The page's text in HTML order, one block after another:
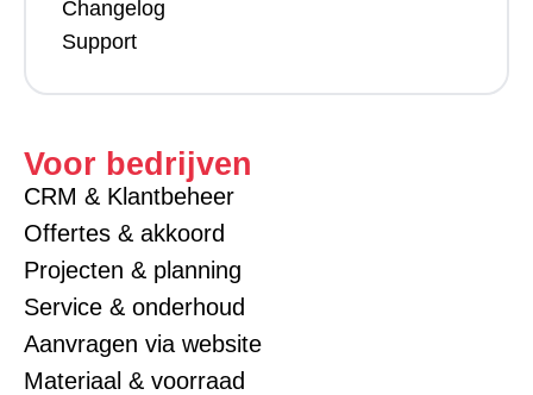
Changelog
Support
Voor bedrijven
CRM & Klantbeheer
Offertes & akkoord
Projecten & planning
Service & onderhoud
Aanvragen via website
Materiaal & voorraad